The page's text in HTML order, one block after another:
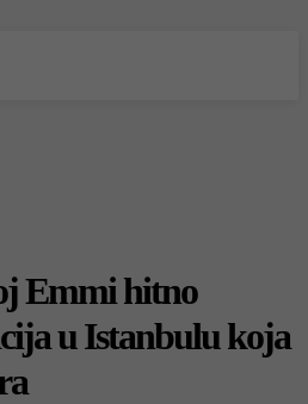
Emmi hitno
u Istanbulu koja